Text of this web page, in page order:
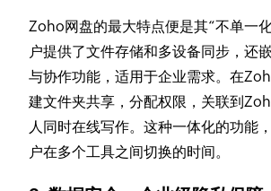
Zoho网盘的最大特点便是其“不单一
户提供了文件存储和多设备同步，还
与协作功能，适用于企业需求。在
建文件夹共享，分配权限，关联到
人同时在线写作。这种一体化的功能
户在多个工具之间切换的时间。